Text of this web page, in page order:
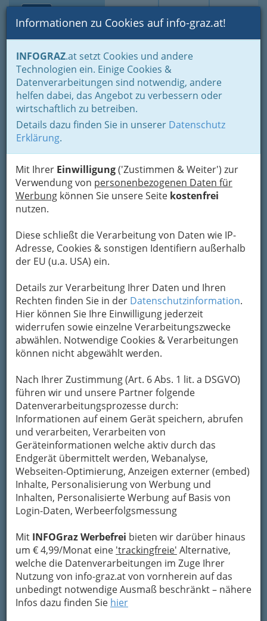
Suche Login Toggle
Informationen zu Cookies auf info-graz.at!
INFOGRAZ.at setzt Cookies und andere
Technologien ein. Einige Cookies &
Datenverarbeitungen sind notwendig, andere
helfen dabei, das Angebot zu verbessern oder
wirtschaftlich zu betreiben.
Details dazu finden Sie in unserer Datenschutz
Erklärung.
Mit Ihrer Einwilligung('Zustimmen & Weiter') zur
Verwendung von personenbezogenen Daten für
Werbung können Sie unsere Seite kostenfrei
nutzen.
Diese schließt die Verarbeitung von Daten wie IP-
Adresse, Cookies & sonstigen Identifiern außerhalb
der EU (u.a. USA) ein.
Details zur Verarbeitung Ihrer Daten und Ihren
Rechten finden Sie in der Datenschutzinformation.
Hier können Sie Ihre Einwilligung jederzeit
widerrufen sowie einzelne Verarbeitungszwecke
abwählen. Notwendige Cookies & Verarbeitungen
können nicht abgewählt werden.
Nach Ihrer Zustimmung (Art. 6 Abs. 1 lit. a DSGVO)
führen wir und unsere Partner folgende
Datenverarbeitungsprozesse durch:
Informationen auf einem Gerät speichern, abrufen
und verarbeiten, Verarbeiten von
Geräteinformationen welche aktiv durch das
Endgerät übermittelt werden, Webanalyse,
Webseiten-Optimierung, Anzeigen externer (embed)
Inhalte, Personalisierung von Werbung und
Inhalten, Personalisierte Werbung auf Basis von
Login-Daten, Werbeerfolgsmessung
Mit INFOGraz Werbefrei bieten wir darüber hinaus
um € 4,99/Monat eine 'trackingfreie' Alternative,
welche die Datenverarbeitungen im Zuge Ihrer
Nutzung von info-graz.at von vornherein auf das
unbedingt notwendige Ausmaß beschränkt – nähere
Infos dazu finden Sie hier
Home Gastronomie
Kriterien Auswahl
Wohin am Sonntag - Lokale geöffnet
Auch am Sonntag für den
Gast da: Gastronomie in
Graz und Umgebung
So lecker ist der schönste Tag
der Woche
Durch die schöne Altstadt flanieren und danach
Wie wäre es mit einem kulinarischen Verwöhn-
programm am Sonntag?
Wer den (für viele Menschen)schönsten Tag
der Wochegemütlich angehen möchte:
Start mit einemausgiebigen Frühstück in
einem der Top-Cafésoder Konditoreien in Graz
und Umgebung.
Bezirksauswahl